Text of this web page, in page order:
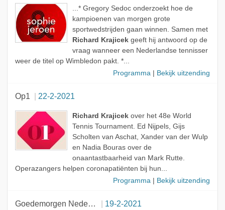
...* Gregory Sedoc onderzoekt hoe de
kampioenen van morgen grote
sportwedstrijden gaan winnen. Samen met
Richard Krajicekgeeft hij antwoord op de
vraag wanneer een Nederlandse tennisser
weer de titel op Wimbledon pakt. *...
Programma
Bekijk uitzending
Op1 22-2-2021
Richard Krajicekover het 48e World
Tennis Tournament. Ed Nijpels, Gijs
Scholten van Aschat, Xander van der Wulp
en Nadia Bouras over de
onaantastbaarheid van Mark Rutte.
Operazangers helpen coronapatiënten bij hun...
Programma
Bekijk uitzending
Goedemorgen Nederland 19-2-2021